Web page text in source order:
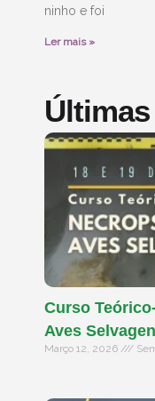
ninho e foi
Ler mais »
Curso
Aves
Março 12, 2026